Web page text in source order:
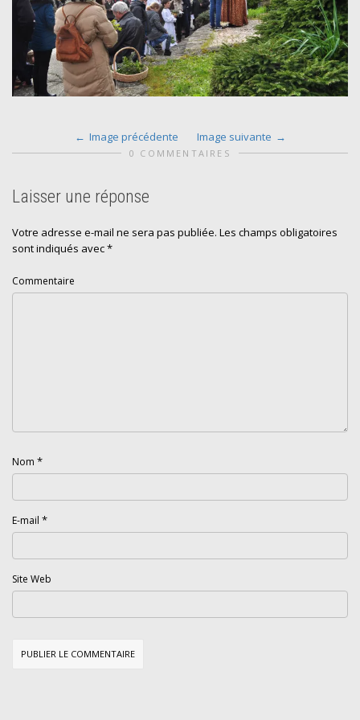
Image précédente Image suivante
0 COMMENTAIRES
Laisser une réponse
Votre adresse e-mail ne sera pas publiée. Les champs obligatoires
sont indiqués avec*
Commentaire
Nom *
E-mail *
Site Web